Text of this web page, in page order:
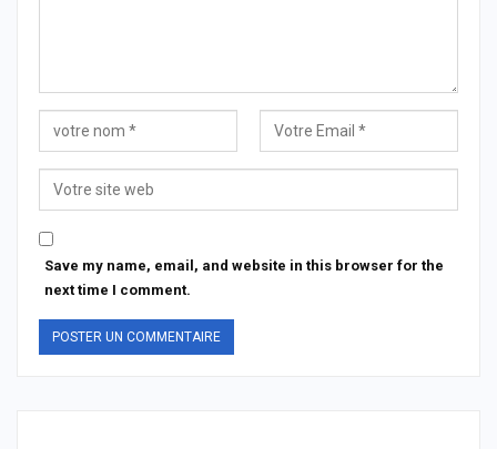
Save my name, email, and website in this browser for the
next time I comment.